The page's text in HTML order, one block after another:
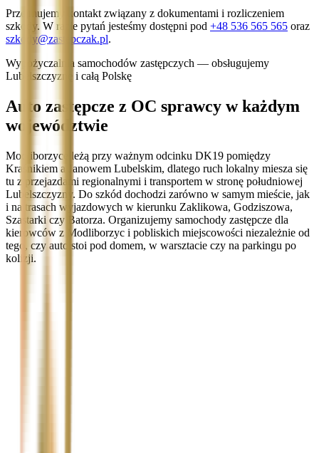
Przejmujemy kontakt związany z dokumentami i rozliczeniem
szkody. W razie pytań jesteśmy dostępni pod +48 536 565 565 oraz
szkody@zastepczak.pl.
Wypożyczalnia samochodów zastępczych — obsługujemy
Lubelszczyznę i całą Polskę
Auto zastępcze z OC sprawcy w każdym
województwie
Modliborzyce leżą przy ważnym odcinku DK19 pomiędzy
Kraśnikiem a Janowem Lubelskim, dlatego ruch lokalny miesza się
tu z przejazdami regionalnymi i transportem w stronę południowej
Lubelszczyzny. Do szkód dochodzi zarówno w samym mieście, jak
i na trasach wyjazdowych w kierunku Zaklikowa, Godziszowa,
Szastarki czy Batorza. Organizujemy samochody zastępcze dla
kierowców z Modliborzyc i pobliskich miejscowości niezależnie od
tego, czy auto stoi pod domem, w warsztacie czy na parkingu po
kolizji.